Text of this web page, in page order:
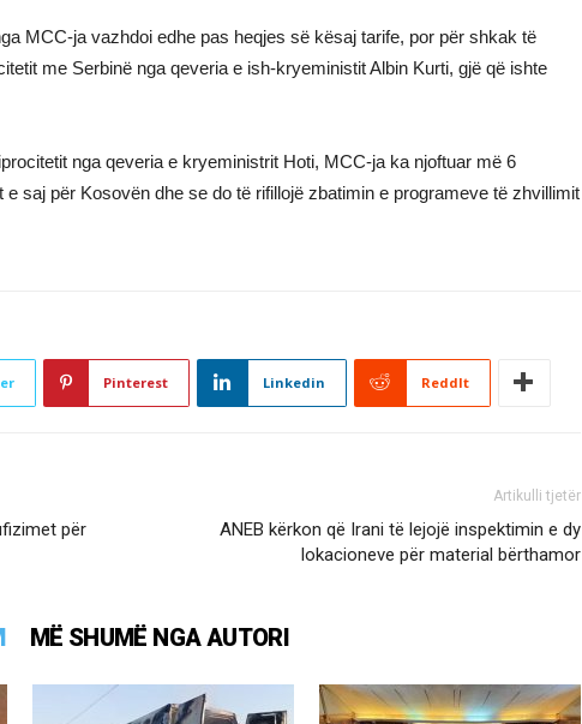
MCC-ja vazhdoi edhe pas heqjes së kësaj tarife, por për shkak të
me Serbinë nga qeveria e ish-kryeministit Albin Kurti, gjë që ishte
nga qeveria e kryeministrit Hoti, MCC-ja ka njoftuar më 6
saj për Kosovën dhe se do të rifillojë zbatimin e programeve të zhvillimit
Pinterest Linkedin ReddIt
për
Artikulli tjetër
ANEB kërkon që Irani të lejojë inspektimin e dy
lokacioneve për material bërthamor
MË SHUMË NGA AUTORI